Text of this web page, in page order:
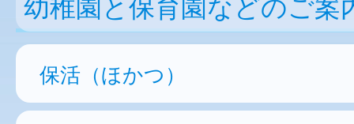
保活（ほかつ）